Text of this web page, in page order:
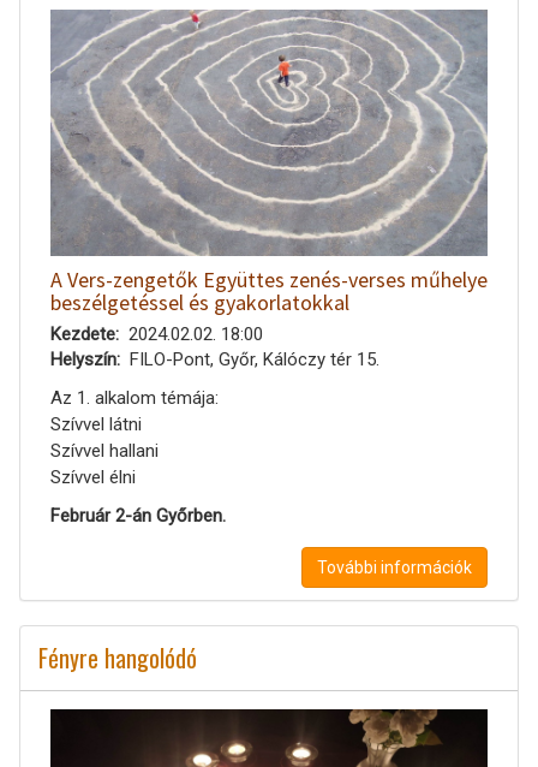
A Vers-zengetők Együttes zenés-verses műhelye
beszélgetéssel és gyakorlatokkal
Kezdete
2024.02.02. 18:00
Helyszín
FILO-Pont, Győr, Kálóczy tér 15.
Az 1. alkalom témája:
Szívvel látni
Szívvel hallani
Szívvel élni
Február 2-án Győrben.
További információk
Fényre hangolódó